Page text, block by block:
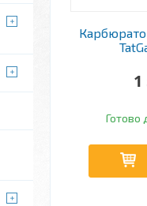
1
Готово